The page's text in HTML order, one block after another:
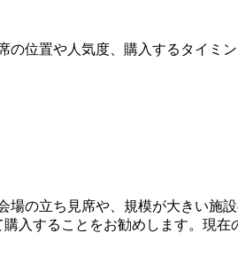
位置や人気度、購入するタイミ
の立ち見席や、規模が大きい施
入することをお勧めします。現在